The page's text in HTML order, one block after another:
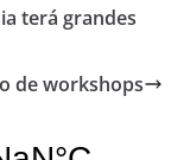
terá grandes
de workshops